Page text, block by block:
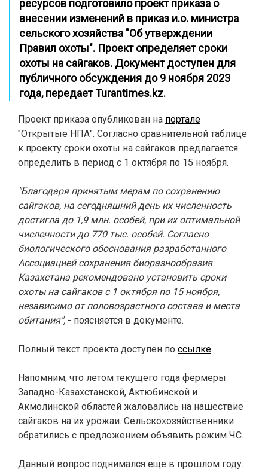
ресурсов подготовило проект приказа о
внесении изменений в приказ и.о. министра
сельского хозяйства "Об утверждении
Правил охоты". Проект определяет сроки
охоты на сайгаков. Документ доступен для
публичного обсуждения до 9 ноября 2023
года, передает Turantimes.kz.
Проект приказа опубликован на портале
"Открытые НПА". Согласно сравнительной таблице
к проекту сроки охоты на сайгаков предлагается
определить в период с 1 октября по 15 ноября.
"Благодаря принятым мерам по сохранению
сайгаков, на сегодняшний день их численность
достигла до 1,9 млн. особей, при их оптимальной
численности до 770 тыс. особей. Согласно
биологического обоснования разработанного
Ассоциацией сохранения биоразнообразия
Казахстана рекомендовано установить сроки
охоты на сайгаков с 1 октября по 15 ноября,
независимо от половозрастного состава и места
обитания", - поясняется в документе.
Полный текст проекта доступен по ссылке.
Напомним, что летом текущего года фермеры
Западно-Казахстанской, Актюбинской и
Акмолинской областей жаловались на нашествие
сайгаков на их урожаи. Сельскохозяйственники
обратились с предложением объявить режим ЧС.
Данный вопрос поднимался еще в прошлом году.